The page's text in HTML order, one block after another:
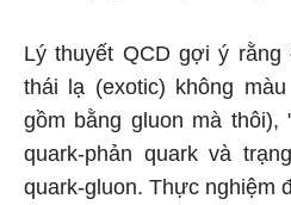
Lý thuyết QCD gợi ý
thái lạ (exotic) không
gồm bằng gluon mà
quark-phản quark và
quark-gluon. Thực nghiệm